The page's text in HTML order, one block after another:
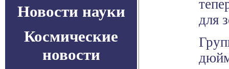
Новости науки
Космические
новости
для